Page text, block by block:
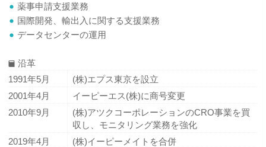
薬事申請支援業務
国際開発、輸出入に関する支援業務
データセンターの運用
沿革
1991年5月
(株)エプス東京を設立
2001年4月
イーピーエス(株)に商号変更
2010年9月
(株)アツクコーポレーションのCRO事業を買
収し、モニタリング業務を強化
2019年4月
(株)イーピーメイトを合併